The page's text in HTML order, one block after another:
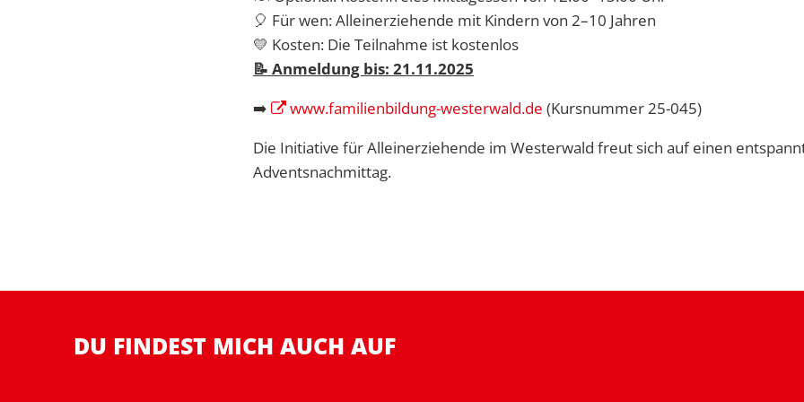
🎈 Für wen: Alleinerziehende mit Kindern von 2–10 Jahren
💛 Kosten: Die Teilnahme ist kostenlos
📝 Anmeldung bis: 21.11.2025
➡️
www.familienbildung-westerwald.de (Kursnummer 25-045)
Die Initiative für Alleinerziehende im Westerwald freut sich auf einen
Adventsnachmittag.
DU FINDEST MICH AUCH AUF